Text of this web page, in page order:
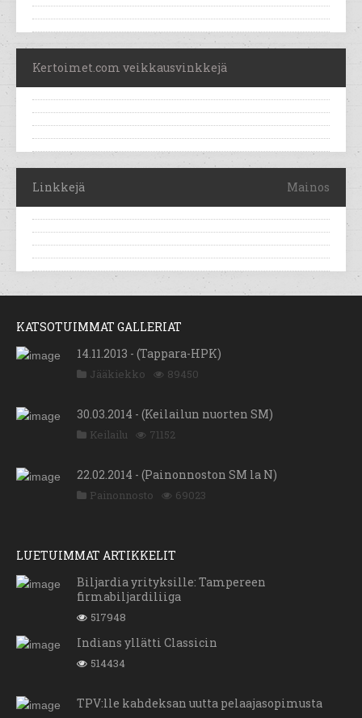
Kertoimet.com veikkausvinkkejä
Linkkejä Mainos
KATSOTUIMMAT GALLERIAT
14.11.2013 - (Tappara-HPK)
Jääkiekko 89450
30.03.2014 - (Keilailun nuorten SM)
Keilailu 71152
22.02.2014 - (Painonnoston SM la N)
Painonnosto 69023
LUETUIMMAT ARTIKKELIT
Biljardia yrityksille: Tampereen
firmabiljardiliiga
517948
Indians yllätti Classicin
514434
TPV:lle kahdeksan uutta pelaajasopimusta